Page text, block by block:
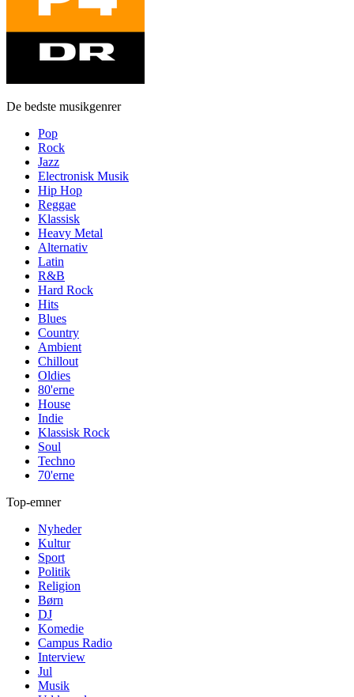
De bedste musikgenrer
Pop
Rock
Jazz
Electronisk Musik
Hip Hop
Reggae
Klassisk
Heavy Metal
Alternativ
Latin
R&B
Hard Rock
Hits
Blues
Country
Ambient
Chillout
Oldies
80'erne
House
Indie
Klassisk Rock
Soul
Techno
70'erne
Top-emner
Nyheder
Kultur
Sport
Politik
Religion
Børn
DJ
Komedie
Campus Radio
Interview
Jul
Musik